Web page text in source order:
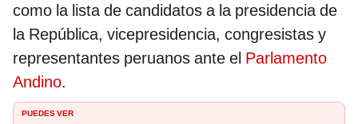
como la lista de candidatos a la presidencia de
la República, vicepresidencia, congresistas y
representantes peruanos ante el Parlamento
Andino.
PUEDES VER